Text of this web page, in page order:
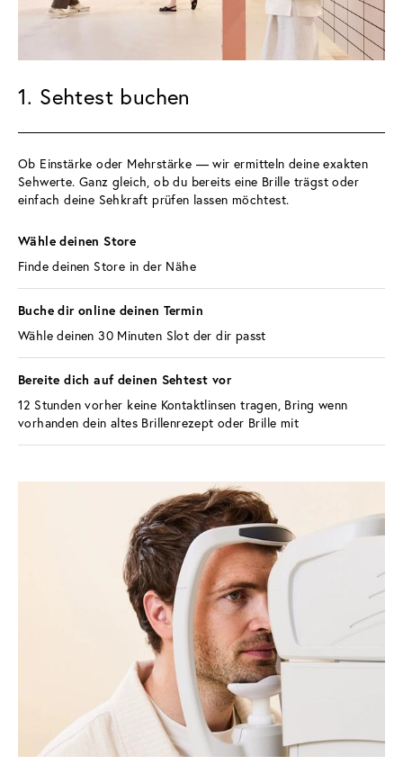
1. Sehtest buchen
Ob Einstärke oder Mehrstärke — wir ermitteln deine exakten
Sehwerte. Ganz gleich, ob du bereits eine Brille trägst oder
einfach deine Sehkraft prüfen lassen möchtest.
Wähle deinen Store
Finde deinen Store in der Nähe
Buche dir online deinen Termin
Wähle deinen 30 Minuten Slot der dir passt
Bereite dich auf deinen Sehtest vor
12 Stunden vorher keine Kontaktlinsen tragen, Bring wenn
vorhanden dein altes Brillenrezept oder Brille mit